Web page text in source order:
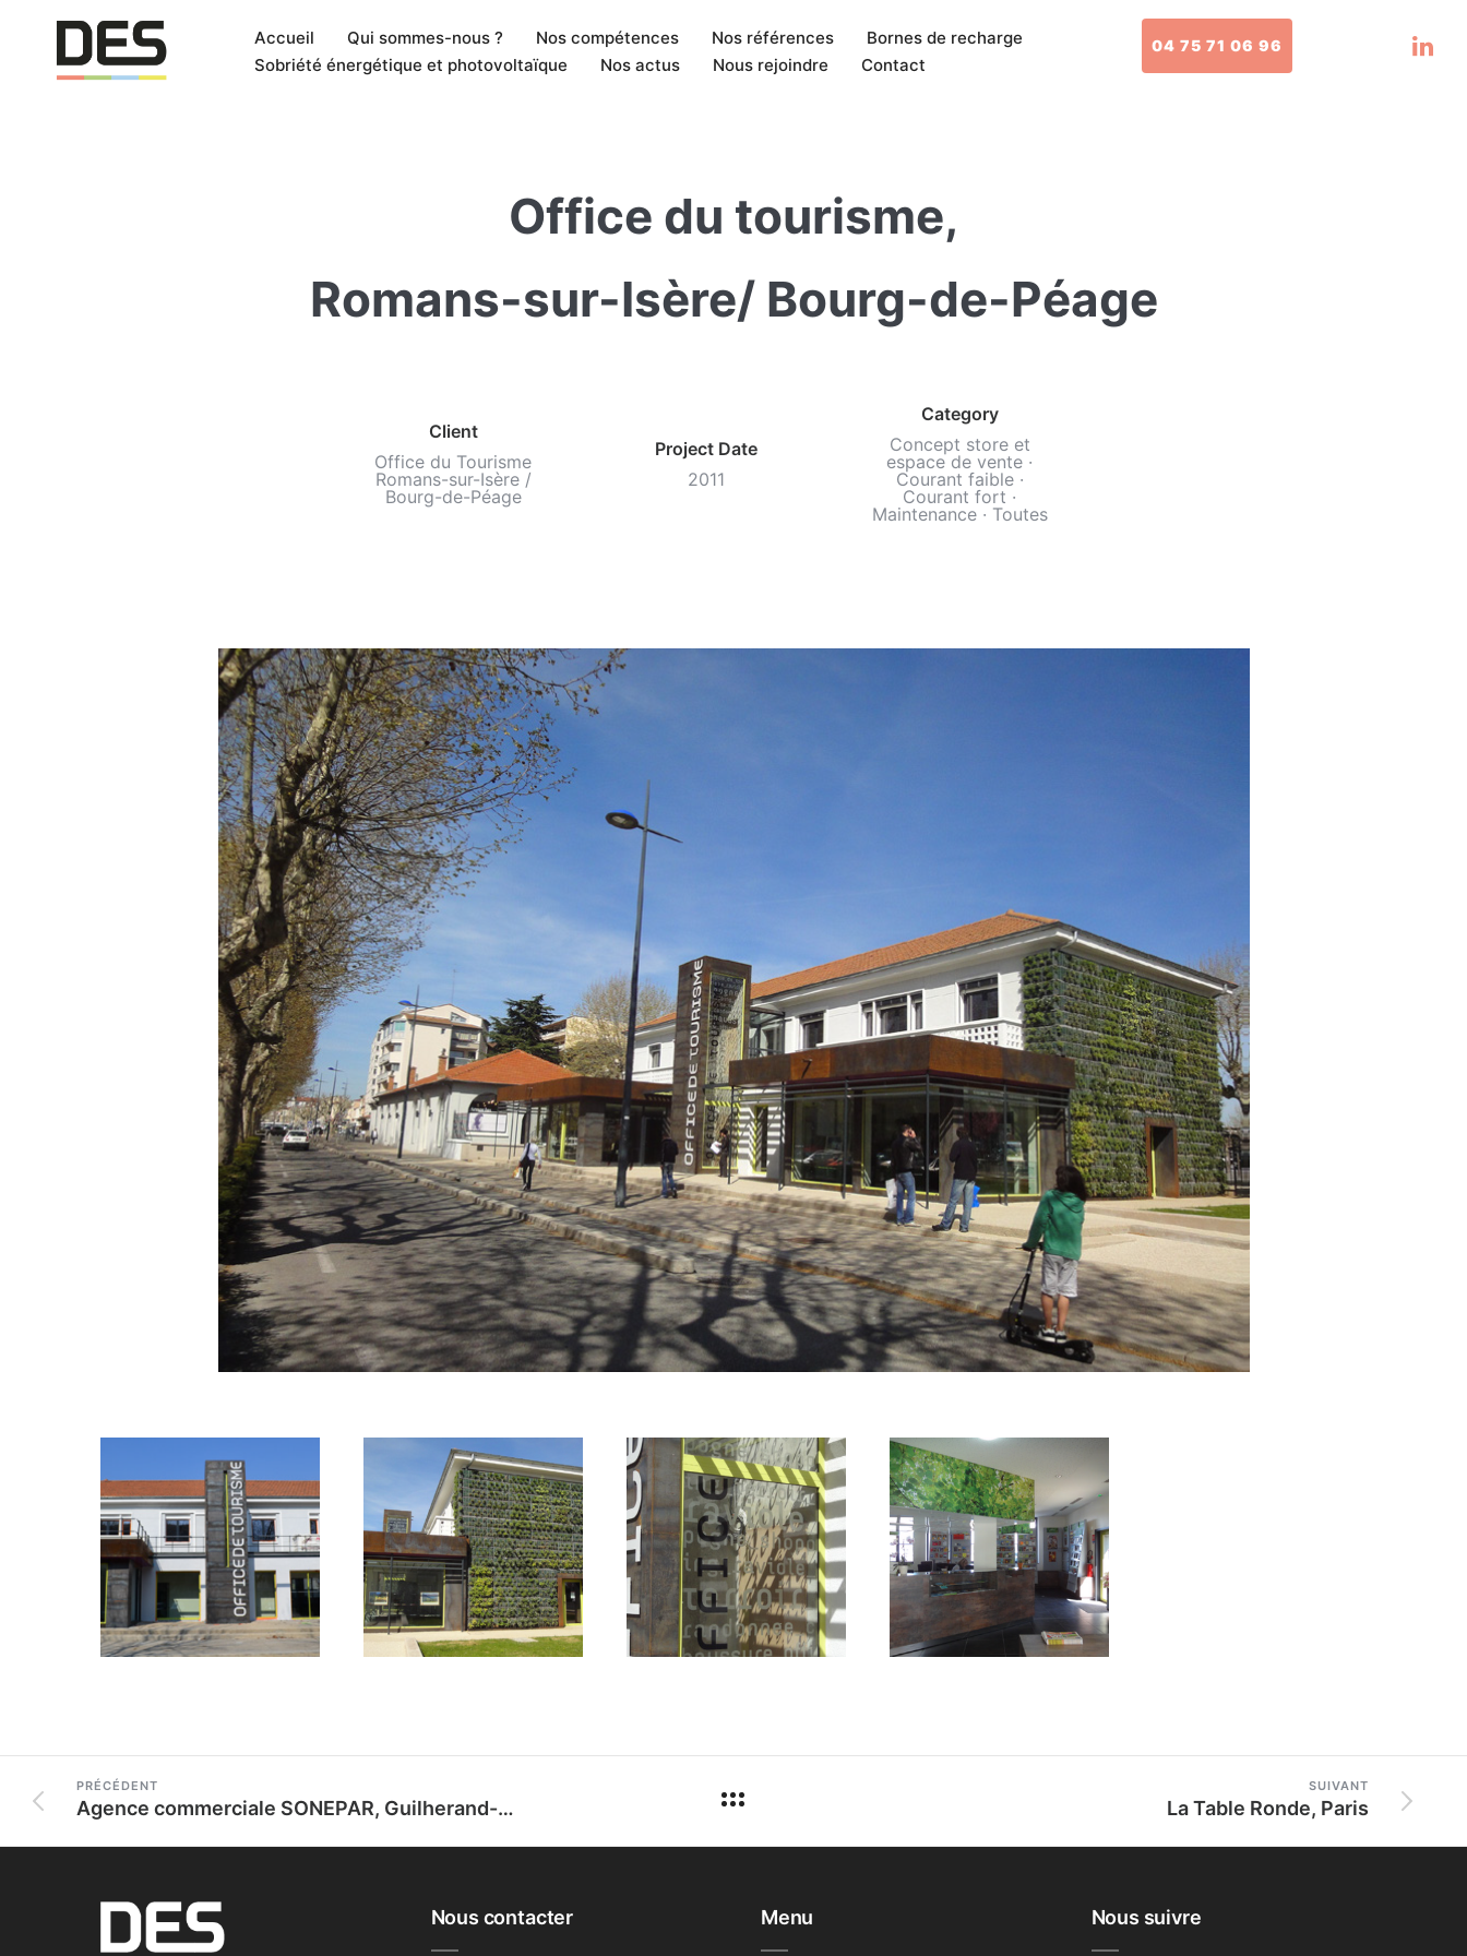
Accueil Qui sommes-nous ? Nos compétences Nos références
Bornes de recharge
Sobriété énergétique et photovoltaïque
Nos actus Nous rejoindre Contact
04 75 71 06 96
Office du tourisme,
Romans-sur-Isère/ Bourg-de-Péage
Client
Office du Tourisme
Romans-sur-Isère /
Bourg-de-Péage
Project Date
2011
Category
Concept store et
espace de vente ·
Courant faible·
Courant fort ·
Maintenance· Toutes
PRÉCÉDENT
Agence commerciale SONEPAR, Guilherand-Granges
SUIVANT
La Table Ronde, Paris
Nous contacter Menu Nous suivre